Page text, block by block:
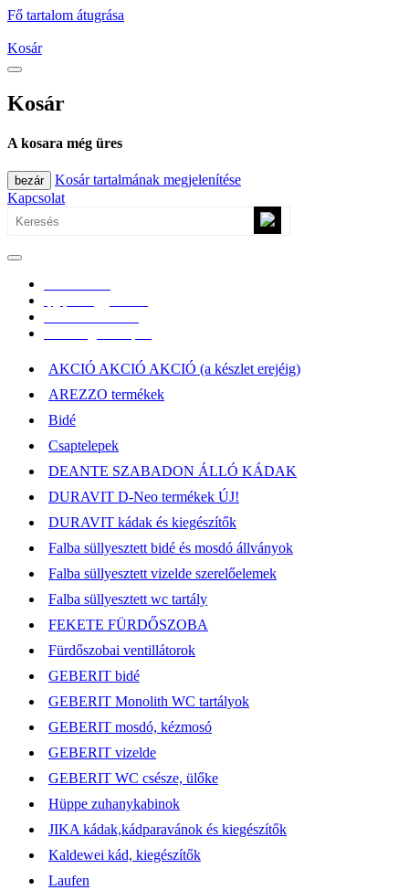
Fő tartalom átugrása
Kosár
Kosár
A kosara még üres
bezár
Kosár tartalmának megjelenítése
Kapcsolat
AKCIÓ AKCIÓ AKCIÓ (a készlet erejéig)
AREZZO termékek
Bidé
Csaptelepek
DEANTE SZABADON ÁLLÓ KÁDAK
DURAVIT D-Neo termékek ÚJ!
DURAVIT kádak és kiegészítők
Falba süllyesztett bidé és mosdó állványok
Falba süllyesztett vizelde szerelőelemek
Falba süllyesztett wc tartály
FEKETE FÜRDŐSZOBA
Fürdőszobai ventillátorok
GEBERIT bidé
GEBERIT Monolith WC tartályok
GEBERIT mosdó, kézmosó
GEBERIT vizelde
GEBERIT WC csésze, ülőke
Hüppe zuhanykabinok
JIKA kádak,kádparavánok és kiegészítők
Kaldewei kád, kiegészítők
Laufen